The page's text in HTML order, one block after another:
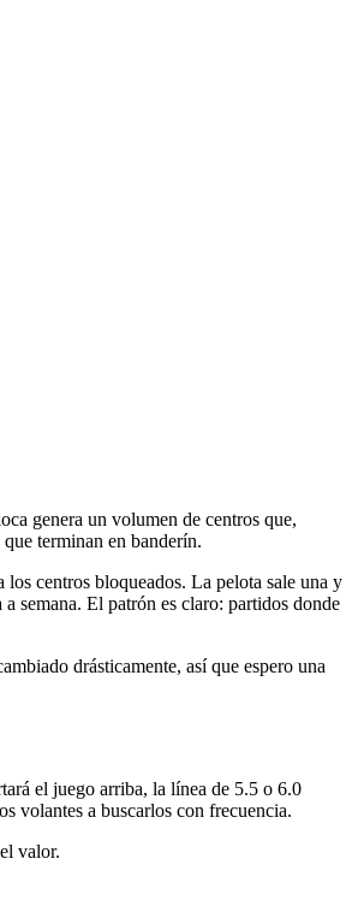
genera un volumen de centros que,
terminan en banderín.
centros bloqueados. La pelota sale una y
semana. El patrón es claro: partidos donde
drásticamente, así que espero una
el juego arriba, la línea de 5.5 o 6.0
volantes a buscarlos con frecuencia.
valor.